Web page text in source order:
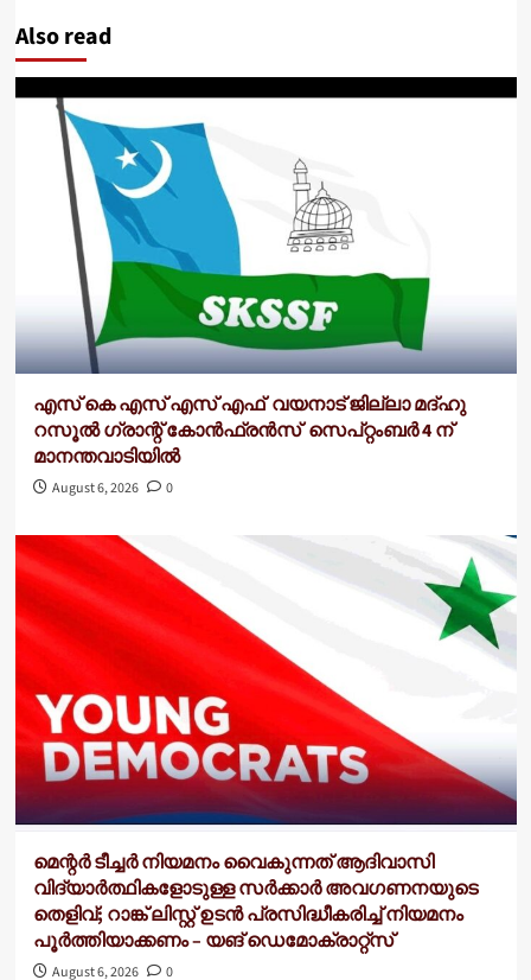
Also read
എസ് കെ എസ് എസ് എഫ് വയനാട് ജില്ലാ മദ്ഹു
റസൂൽ ഗ്രാന്റ് കോൻഫ്രൻസ് സെപ്റ്റംബർ 4 ന്
മാനന്തവാടിയിൽ
August 6, 2026 0
മെന്റർ ടീച്ചർ നിയമനം വൈകുന്നത് ആദിവാസി
വിദ്യാർത്ഥികളോടുള്ള സർക്കാർ അവഗണനയുടെ
തെളിവ്; റാങ്ക് ലിസ്റ്റ് ഉടൻ പ്രസിദ്ധീകരിച്ച് നിയമനം
പൂർത്തിയാക്കണം – യങ് ഡെമോക്രാറ്റ്സ്
August 6, 2026 0